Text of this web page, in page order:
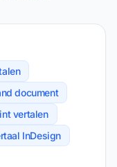
document
vertalen
InDesign